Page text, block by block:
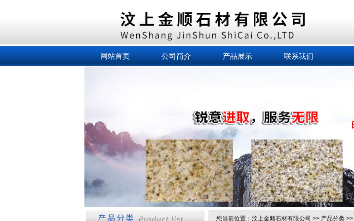
网站首页 公司简介 产品展示 联系我们
您当前位置： 汶上金顺石材有限公司 >> 产品分类 >>